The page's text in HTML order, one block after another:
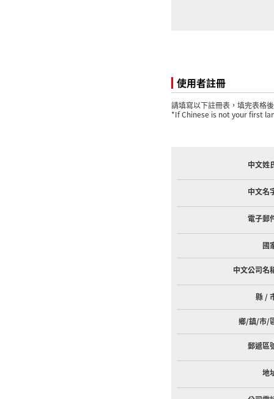
使用者註冊
請填寫以下註冊表，填完表格
*If Chinese is not your first
中文姓
中文名
電子郵
國
中文公司名
縣 /
鄉/鎮/市/
郵遞區
地